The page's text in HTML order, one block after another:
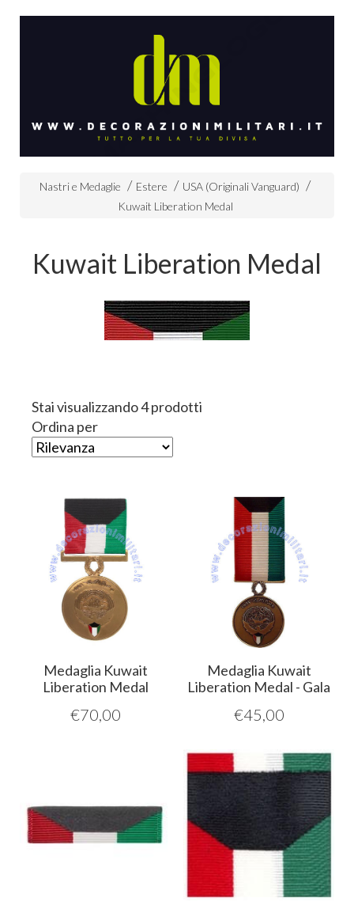
Nastri e Medaglie Estere
USA (Originali Vanguard)
Kuwait Liberation Medal
Kuwait Liberation Medal
Stai visualizzando 4 prodotti
Ordina per
Medaglia Kuwait
Liberation Medal
€70,00
Medaglia Kuwait
Liberation Medal - Gala
€45,00